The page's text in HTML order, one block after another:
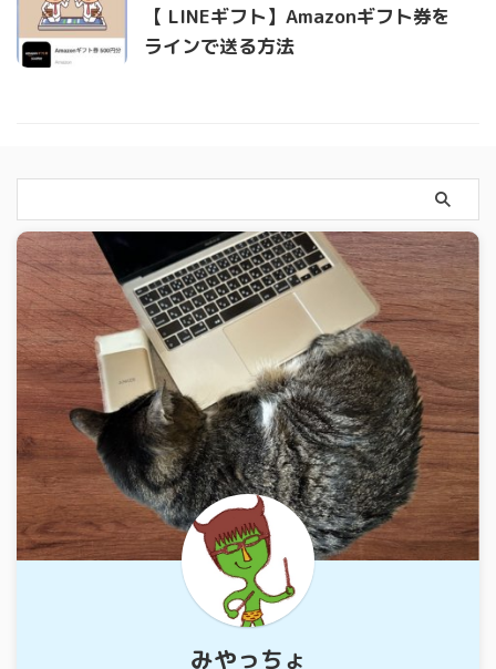
【 LINEギフト】Amazonギフト券を
ラインで送る方法
みやっちょ